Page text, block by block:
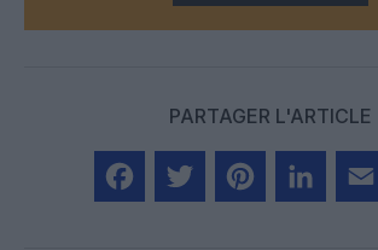
PARTAGER L'ARTICLE